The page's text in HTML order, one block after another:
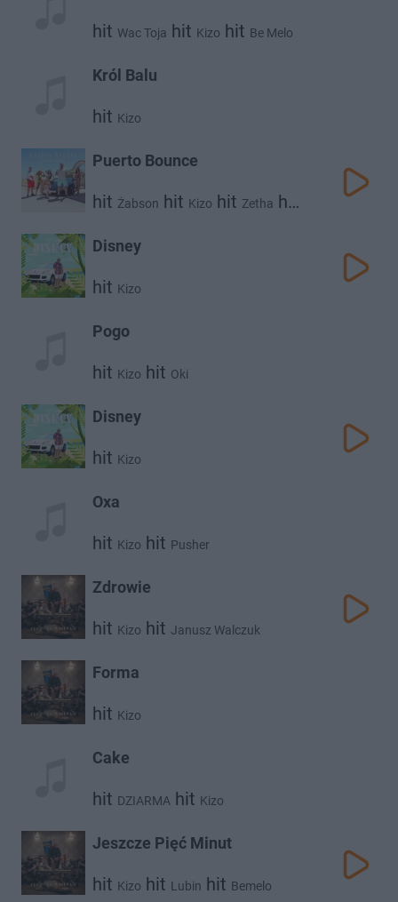
hit Wac Toja hit Kizo hit Be Melo
Król Balu
hit Kizo
Puerto Bounce
hit Żabson hit Kizo hit Zetha hit
Disney
hit Kizo
Pogo
hit Kizo hit Oki
Disney
hit Kizo
Oxa
hit Kizo hit Pusher
Zdrowie
hit Kizo hit Janusz Walczuk
Forma
hit Kizo
Cake
hit DZIARMA hit Kizo
Jeszcze Pięć Minut
hit Kizo hit Lubin hit Bemelo